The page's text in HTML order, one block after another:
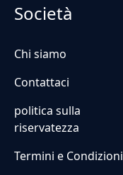
Società
Chi siamo
Contattaci
politica sulla
riservatezza
Termini e Condizioni